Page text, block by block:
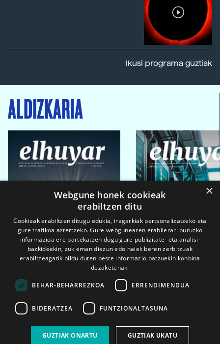
Ikusi programa guztiak
ALDIZKARIA
2026ko eka. 1a 2026ko mar. 1a
×
Webgune honek cookieak
erabiltzen ditu
Cookieak erabiltzen ditugu edukia, iragarkiak pertsonalizatzeko eta
gure trafikoa aztertzeko. Gure webgunearen erabilerari buruzko
informazioa ere partekatzen dugu gure publizitate- eta analisi-
bazkideekin, zuk eman diezun edo haiek beren zerbitzuak
erabiltzeagatik bildu duten beste informazio batzuekin konbina
dezaketenak.
BEHAR-BEHARREZKOA ERRENDIMENDUA
BIDERATZEA FUNTZIONALTASUNA
GUZTIAK ONARTU GUZTIAK UKATU